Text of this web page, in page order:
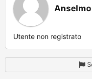
Anselmo
Utente non registrato